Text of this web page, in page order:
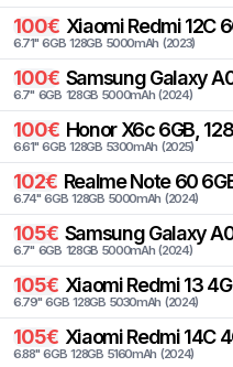
100€ Xiaomi Redmi 12C
6.71" 6GB 128GB 5000mAh (2023)
100€ Samsung Galaxy
6.7" 6GB 128GB 5000mAh (2024)
100€ Honor X6c 6GB,
6.61" 6GB 128GB 5300mAh (2025)
102€ Realme Note 60
6.74" 6GB 128GB 5000mAh (2024)
105€ Samsung Galaxy
6.7" 6GB 128GB 5000mAh (2024)
105€ Xiaomi Redmi 13
6.79" 6GB 128GB 5030mAh (2024)
105€ Xiaomi Redmi 14C
6.88" 6GB 128GB 5160mAh (2024)